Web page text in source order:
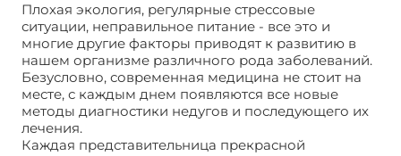
Плохая экология, регулярные стрессовые
ситуации, неправильное питание - все это и
многие другие факторы приводят к развитию в
нашем организме различного рода заболеваний.
Безусловно, современная медицина не стоит на
месте, с каждым днем появляются все новые
методы диагностики недугов и последующего их
лечения.
Каждая представительница прекрасной